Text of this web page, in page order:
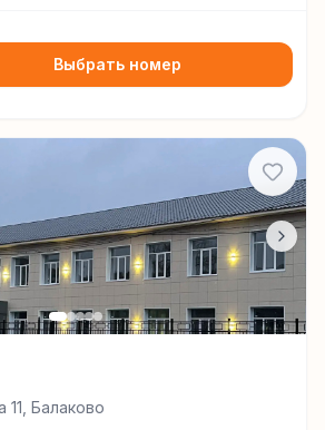
Выбрать номер
11, Балаково